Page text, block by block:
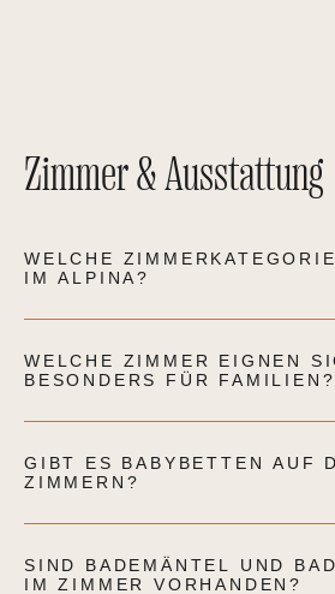
Zimmer & Ausstattung
WELCHE
IM ALPINA?
WELCHE ZIMMER EIGNEN
BESONDERS FÜR FAMILIEN?
GIBT ES BABYBETTEN AUF
ZIMMERN?
SIND BADEMÄNTEL UND
IM ZIMMER VORHANDEN?